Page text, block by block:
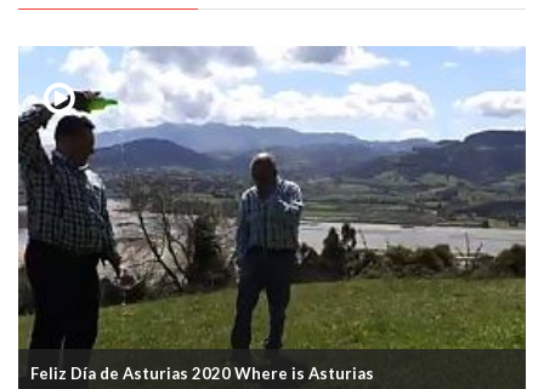
Feliz Día de Asturias 2020 Where is Asturias